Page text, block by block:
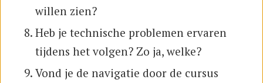
willen zien?
Heb je technische problemen ervaren
tijdens het volgen? Zo ja, welke?
Vond je de navigatie door de cursus